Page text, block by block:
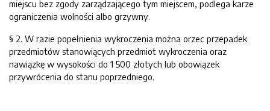
miejscu bez zgody zarządzającego tym miejscem, podlega karze
ograniczenia wolności albo grzywny.
§ 2. W razie popełnienia wykroczenia można orzec przepadek
przedmiotów stanowiących przedmiot wykroczenia oraz
nawiązkę w wysokości do 1 500 złotych lub obowiązek
przywrócenia do stanu poprzedniego.